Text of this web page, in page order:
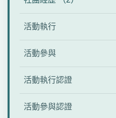
活動執行
活動參與
活動執行認證
活動參與認證